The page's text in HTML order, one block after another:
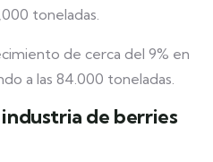
toneladas.
de cerca del 9% en
a las 84.000 toneladas.
de berries